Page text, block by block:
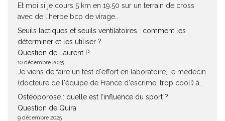
Et moi si je cours 5 km en 19.50 sur un terrain de cross
avec de l'herbe bcp de virage...
Seuils lactiques et seuils ventilatoires : comment les
déterminer et les utiliser ?
Question de Laurent P.
10 décembre 2025
Je viens de faire un test d'effort en laboratoire, le médecin
(docteure de l'équipe de France d'escrime, trop cool!) à...
Ostéoporose : quelle est l’influence du sport ?
Question de Quira
9 décembre 2025